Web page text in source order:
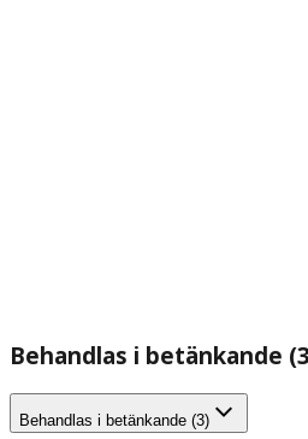
Behandlas i betänkande
Behandlas i betänkande (3)